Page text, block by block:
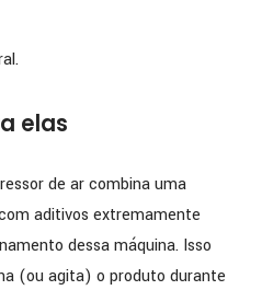
elas
de ar combina uma
aditivos extremamente
dessa máquina. Isso
(ou agita) o produto durante